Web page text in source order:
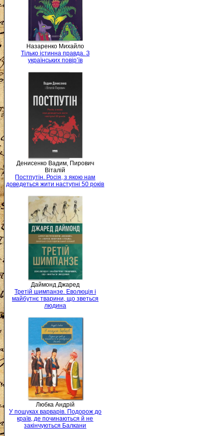
Назаренко Михайло
Тілько істинна правда. З
українських повір’їв
Денисенко Вадим, Пирович
Віталій
Постпутін. Росія, з якою нам
доведеться жити наступні 50 років
Даймонд Джаред
Третій шимпанзе. Еволюція і
майбутнє тварини, що зветься
людина
Любка Андрій
У пошуках варварів. Подорож до
країв, де починаються й не
закінчуються Балкани